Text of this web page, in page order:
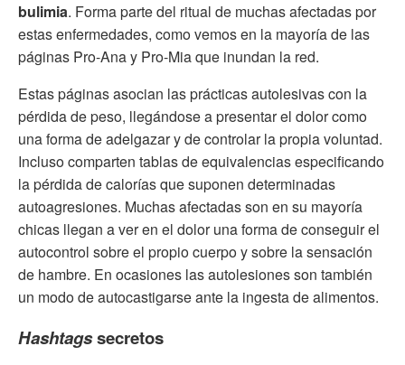
bulimia. Forma parte del ritual de muchas afectadas por
estas enfermedades, como vemos en la mayoría de las
páginas Pro-Ana y Pro-Mia que inundan la red.
Estas páginas asocian las prácticas autolesivas con la
pérdida de peso, llegándose a presentar el dolor como
una forma de adelgazar y de controlar la propia voluntad.
Incluso comparten tablas de equivalencias especificando
la pérdida de calorías que suponen determinadas
autoagresiones. Muchas afectadas son en su mayoría
chicas llegan a ver en el dolor una forma de conseguir el
autocontrol sobre el propio cuerpo y sobre la sensación
de hambre. En ocasiones las autolesiones son también
un modo de autocastigarse ante la ingesta de alimentos.
Hashtagssecretos